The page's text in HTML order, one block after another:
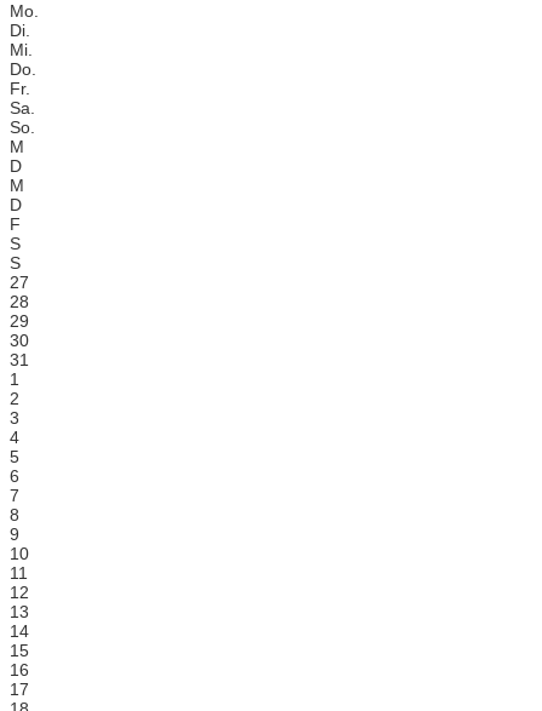
Mo.
Di.
Mi.
Do.
Fr.
Sa.
So.
M
D
M
D
F
S
S
27
28
29
30
31
1
2
3
4
5
6
7
8
9
10
11
12
13
14
15
16
17